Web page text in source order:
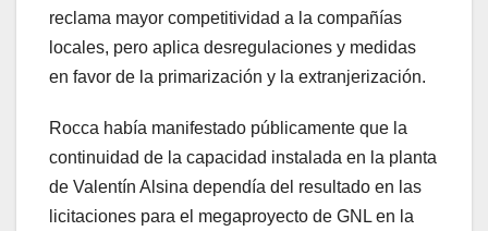
reclama mayor competitividad a la compañías
locales, pero aplica desregulaciones y medidas
en favor de la primarización y la extranjerización.
Rocca había manifestado públicamente que la
continuidad de la capacidad instalada en la planta
de Valentín Alsina dependía del resultado en las
licitaciones para el megaproyecto de GNL en la